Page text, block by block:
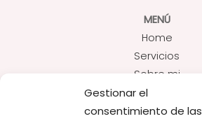
Gestionar el
consentimiento de las
MENÚ
Home
Servicios
Sobre mi
Recetas
Contacto